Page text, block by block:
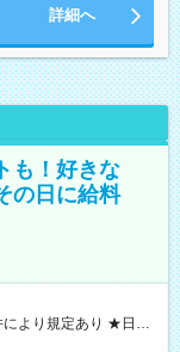
詳細へ
も！好きな
の日に給料
金GET♪ お仕事後はコ